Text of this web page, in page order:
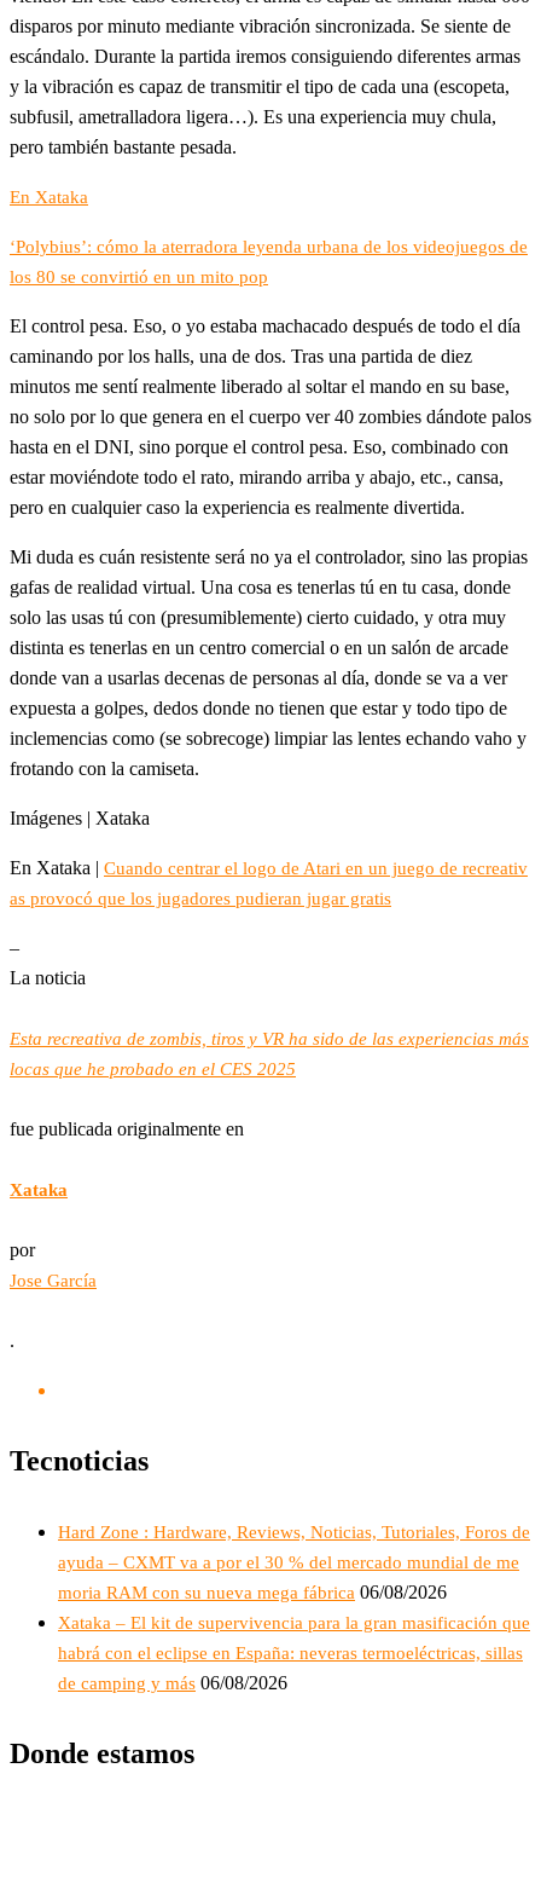
disparos por minuto mediante vibración sincronizada. Se siente de
escándalo. Durante la partida iremos consiguiendo diferentes armas
y la vibración es capaz de transmitir el tipo de cada una (escopeta,
subfusil, ametralladora ligera…). Es una experiencia muy chula,
pero también bastante pesada.
En Xataka
‘Polybius’: cómo la aterradora leyenda urbana de los videojuegos de
los 80 se convirtió en un mito pop
El control pesa. Eso, o yo estaba machacado después de todo el día
caminando por los halls, una de dos. Tras una partida de diez
minutos me sentí realmente liberado al soltar el mando en su base,
no solo por lo que genera en el cuerpo ver 40 zombies dándote palos
hasta en el DNI, sino porque el control pesa. Eso, combinado con
estar moviéndote todo el rato, mirando arriba y abajo, etc., cansa,
pero en cualquier caso la experiencia es realmente divertida.
Mi duda es cuán resistente será no ya el controlador, sino las propias
gafas de realidad virtual. Una cosa es tenerlas tú en tu casa, donde
solo las usas tú con (presumiblemente) cierto cuidado, y otra muy
distinta es tenerlas en un centro comercial o en un salón de arcade
donde van a usarlas decenas de personas al día, donde se va a ver
expuesta a golpes, dedos donde no tienen que estar y todo tipo de
inclemencias como (se sobrecoge) limpiar las lentes echando vaho y
frotando con la camiseta.
Imágenes | Xataka
En Xataka | Cuando centrar el logo de Atari en un juego de recreativ
as provocó que los jugadores pudieran jugar gratis
–
La noticia
Esta recreativa de zombis, tiros y VR ha sido de las experiencias más
locas que he probado en el CES 2025
fue publicada originalmente en
Xataka
por
Jose García
.
Tecnoticias
Hard Zone : Hardware, Reviews, Noticias, Tutoriales, Foros de
ayuda – CXMT va a por el 30 % del mercado mundial de me
moria RAM con su nueva mega fábrica 06/08/2026
Xataka – El kit de supervivencia para la gran masificación que
habrá con el eclipse en España: neveras termoeléctricas, sillas
de camping y más 06/08/2026
Donde estamos